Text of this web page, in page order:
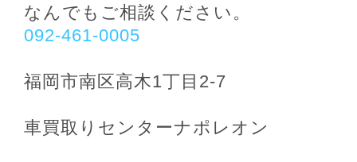
なんでもご相談ください。
092-461-0005
福岡市南区高木1丁目2-7
車買取りセンターナポレオン